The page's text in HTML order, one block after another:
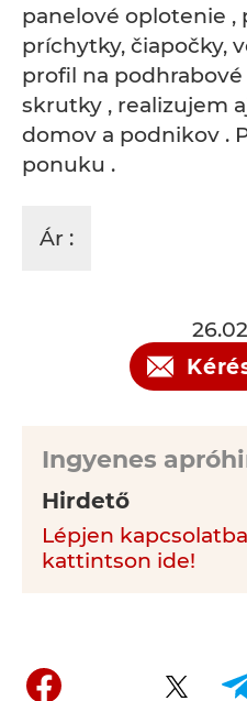
panelové oplotenie ,
príchytky, čiapočky,
profil na
skrutky , realizujem
domov a podnikov .
ponuku .
Ár :
Ingyenes
Hirdető
Lépjen
kattintson ide!